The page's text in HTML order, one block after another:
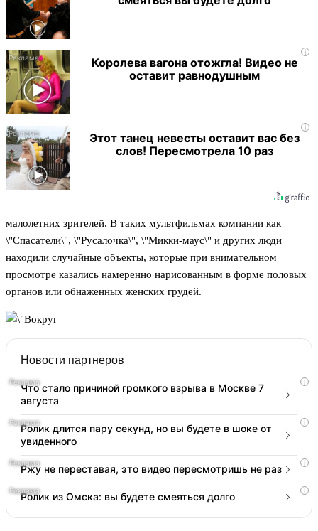
i
Королева вагона отожгла! Видео не
оставит равнодушным
i
Этот танец невесты оставит вас без
слов! Пересмотрела 10 раз
малолетних зрителей. В таких мультфильмах компании как
\"Спасатели\", \"Русалочка\", \"Микки-маус\" и других люди
находили случайные объекты, которые при внимательном
просмотре казались намеренно нарисованным в форме половых
органов или обнаженных женских грудей.
Новости партнеров
i
Что стало причиной громкого взрыва в Москве 7
августа
i
Ролик длится пару секунд, но вы будете в шоке от
увиденного
i
Ржу не переставая, это видео пересмотришь не раз
i
Ролик из Омска: вы будете смеяться долго